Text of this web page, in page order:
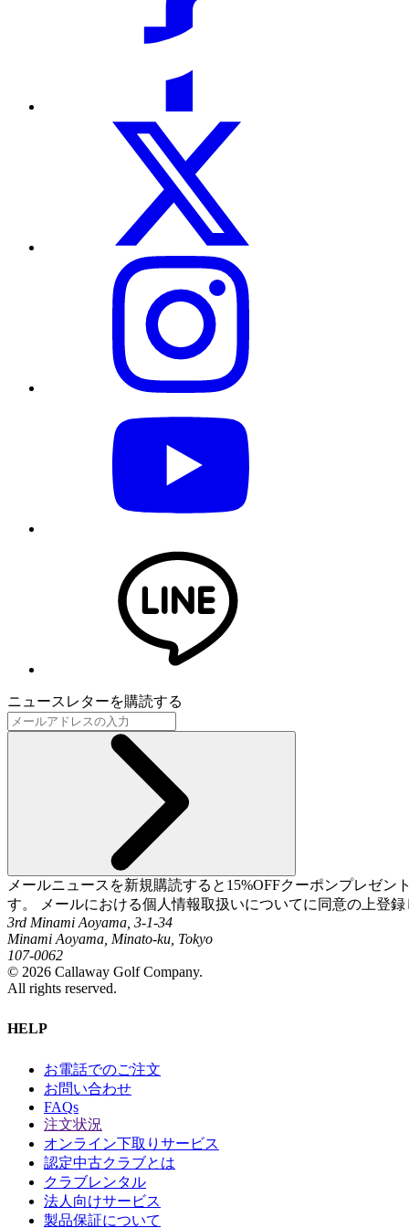
ニュースレターを購読する
メールニュースを新規購読すると15%OFFクーポンプレゼ
す。 メールにおける個人情報取扱いについてに同意の上登
3rd Minami Aoyama, 3-1-34
Minami Aoyama, Minato-ku, Tokyo
107-0062
© 2026 Callaway Golf Company.
All rights reserved.
HELP
お電話でのご注文
お問い合わせ
FAQs
注文状況
オンライン下取りサービス
認定中古クラブとは
クラブレンタル
法人向けサービス
製品保証について